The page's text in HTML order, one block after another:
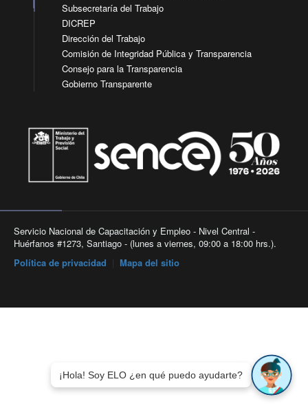
Subsecretaría del Trabajo
DICREP
Dirección del Trabajo
Comisión de Integridad Pública y Transparencia
Consejo para la Transparencia
Gobierno Transparente
Servicio Nacional de Capacitación y Empleo - Nivel Central -
Huérfanos #1273, Santiago - (lunes a viernes, 09:00 a 18:00 hrs.).
Política de privacidad
Mapa del sitio
¡Hola! Soy ELO ¿en qué puedo ayudarte?